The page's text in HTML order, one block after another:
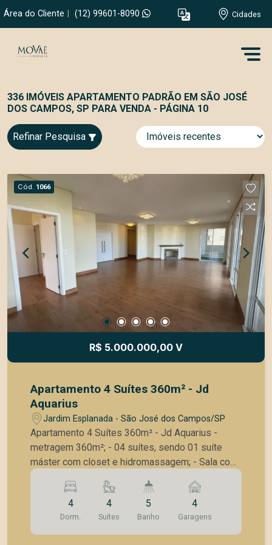
Área do Cliente (12) 99601-8090 Cidades
336 IMÓVEIS APARTAMENTO PADRÃO EM SÃO JOSÉ
DOS CAMPOS, SP PARA VENDA - PÁGINA 10
Refinar Pesquisa
Cód. 1066
R$ 5.000.000,00 V
Apartamento 4 Suítes 360m² - Jd
Aquarius
Jardim Esplanada - São José dos Campos/SP
Apartamento 4 Suítes 360m² - Jd Aquarius -
metragem 360m²; - 04 suítes, sendo 01 suíte
máster com closet e hidromassagem; - Sala com
02 ambientes; - Sala de jantar estar; - Sala para
TV - Lareira; - Cozinha ampla com planejados; -
Varanda Gourmet com churrasqueira - Andar alto
com uma vista deslumbrante; - Vista livre e
definitiva; - Hall privativo; - 4 vagas de garagem
4
Dorm.
4
Suítes
5
Banho
4
Garagens